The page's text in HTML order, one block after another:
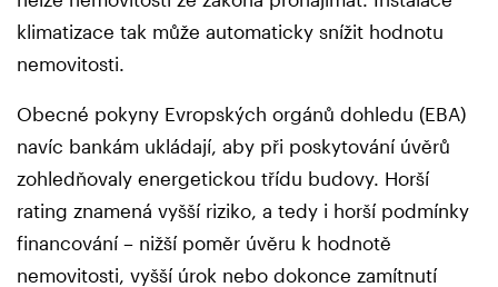
klimatizace tak může automaticky snížit hodnotu
nemovitosti.
Obecné pokyny Evropských orgánů dohledu (EBA)
navíc bankám ukládají, aby při poskytování úvěrů
zohledňovaly energetickou třídu budovy. Horší
rating znamená vyšší riziko, a tedy i horší podmínky
financování – nižší poměr úvěru k hodnotě
nemovitosti, vyšší úrok nebo dokonce zamítnutí